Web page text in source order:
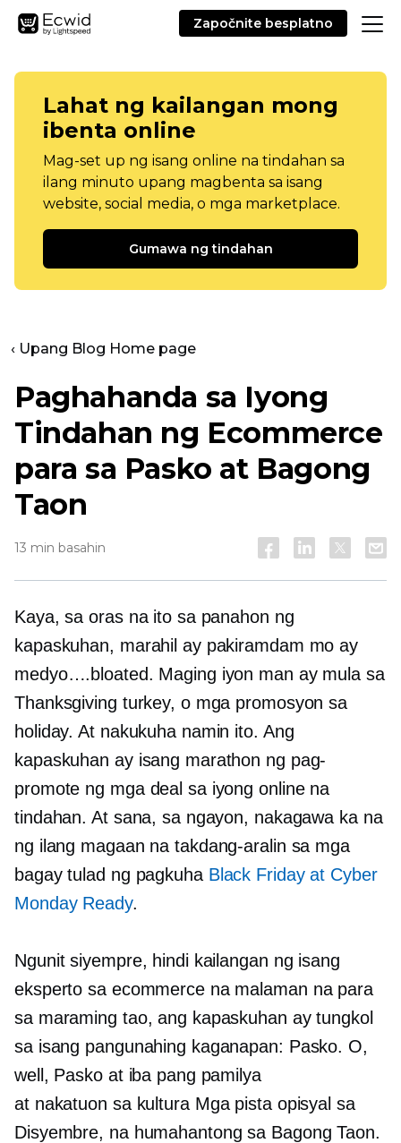
Započnite besplatno
Lahat ng kailangan mong
ibenta online
Mag-set up ng isang online na tindahan sa
ilang minuto upang magbenta sa isang
website, social media, o mga marketplace.
Gumawa ng tindahan
‹ Upang Blog Home page
Paghahanda sa Iyong
Tindahan ng Ecommerce
para sa Pasko at Bagong
Taon
13 min basahin
Kaya, sa oras na ito sa panahon ng
kapaskuhan, marahil ay pakiramdam mo ay
medyo….bloated. Maging iyon man ay mula sa
Thanksgiving turkey, o mga promosyon sa
holiday. At nakukuha namin ito. Ang
kapaskuhan ay isang marathon ng pag-
promote ng mga deal sa iyong online na
tindahan. At sana, sa ngayon, nakagawa ka na
ng ilang magaan na takdang-aralin sa mga
bagay tulad ng pagkuha Black Friday at Cyber ​​
Monday Ready.
Ngunit siyempre, hindi kailangan ng isang
eksperto sa ecommerce na malaman na para
sa maraming tao, ang kapaskuhan ay tungkol
sa isang pangunahing kaganapan: Pasko. O,
well, Pasko at iba pang pamilya
at nakatuon sa kulturaMga pista opisyal sa
Disyembre, na humahantong sa Bagong Taon.